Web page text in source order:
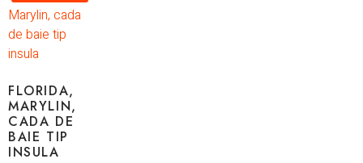
FLORIDA,
MARYLIN,
CADA DE
BAIE TIP
INSULA